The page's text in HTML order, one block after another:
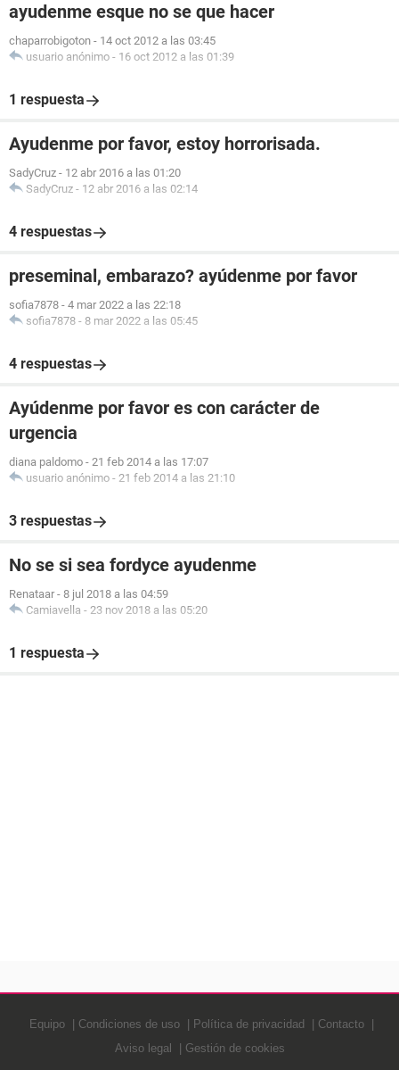
ayudenme esque no se que hacer
chaparrobigoton - 14 oct 2012 a las 03:45
usuario anónimo - 16 oct 2012 a las 01:39
1 respuesta
Ayudenme por favor, estoy horrorisada.
SadyCruz - 12 abr 2016 a las 01:20
SadyCruz - 12 abr 2016 a las 02:14
4 respuestas
preseminal, embarazo? ayúdenme por favor
sofia7878 - 4 mar 2022 a las 22:18
sofia7878 - 8 mar 2022 a las 05:45
4 respuestas
Ayúdenme por favor es con carácter de
urgencia
diana paldomo - 21 feb 2014 a las 17:07
usuario anónimo - 21 feb 2014 a las 21:10
3 respuestas
No se si sea fordyce ayudenme
Renataar - 8 jul 2018 a las 04:59
Camiavella - 23 nov 2018 a las 05:20
1 respuesta
Equipo Condiciones de uso Política de privacidad
Contacto
Aviso legal
Gestión de cookies